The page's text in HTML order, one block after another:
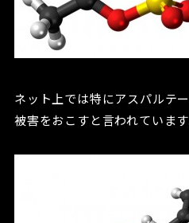
ネット上では特にアスパルテ
被害をおこすと言われています